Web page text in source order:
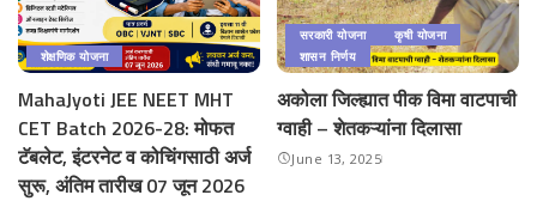
शेक्षणिक योजना
MahaJyoti JEE NEET MHT
CET Batch 2026-28: मोफत
टॅबलेट, इंटरनेट व कोचिंगसाठी अर्ज
सुरू, अंतिम तारीख 07 जून 2026
सरकारी योजना
कृषी योजना
शासन निर्णय
अकोला जिल्ह्यात पीक विमा वाटपाची
ग्वाही – शेतकऱ्यांना दिलासा
June 13, 2025